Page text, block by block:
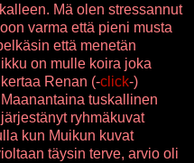
Mä olen stressannut
varma että pieni musta
että menetän
on mulle koira joka
Renan (-click-)
tuskallinen
ryhmäkuvat
kun Muikun kuvat
täysin terve, arvio oli